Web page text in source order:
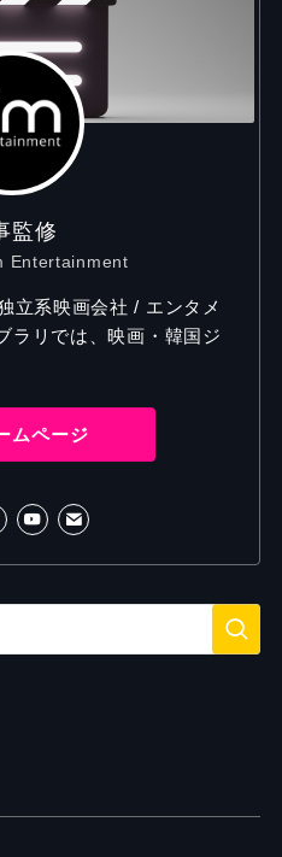
監修
Entertainment
立系映画会社 / エンタメ
ラリでは、映画・韓国ジ
ムページ